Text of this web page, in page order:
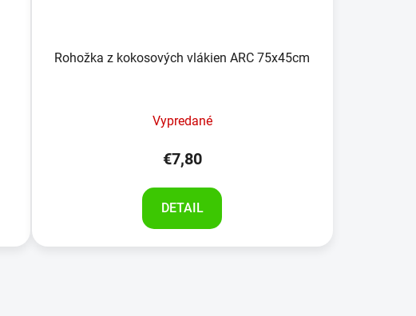
Rohožka z kokosových vlákien ARC 75x45cm
Vypredané
€7,80
DETAIL